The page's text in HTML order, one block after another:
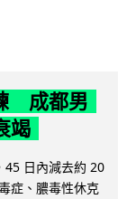
成都男
竭
45 日內減去約 20
症、膿毒性休克